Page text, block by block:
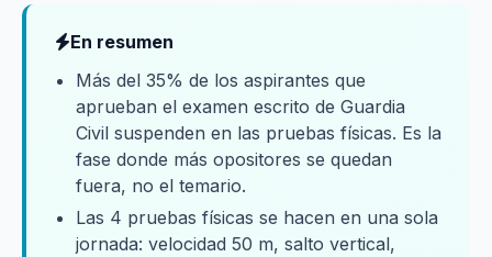
En resumen
Más del 35% de los aspirantes que
aprueban el examen escrito de Guardia
Civil suspenden en las pruebas físicas. Es la
fase donde más opositores se quedan
fuera, no el temario.
Las 4 pruebas físicas se hacen en una sola
jornada: velocidad 50 m, salto vertical,